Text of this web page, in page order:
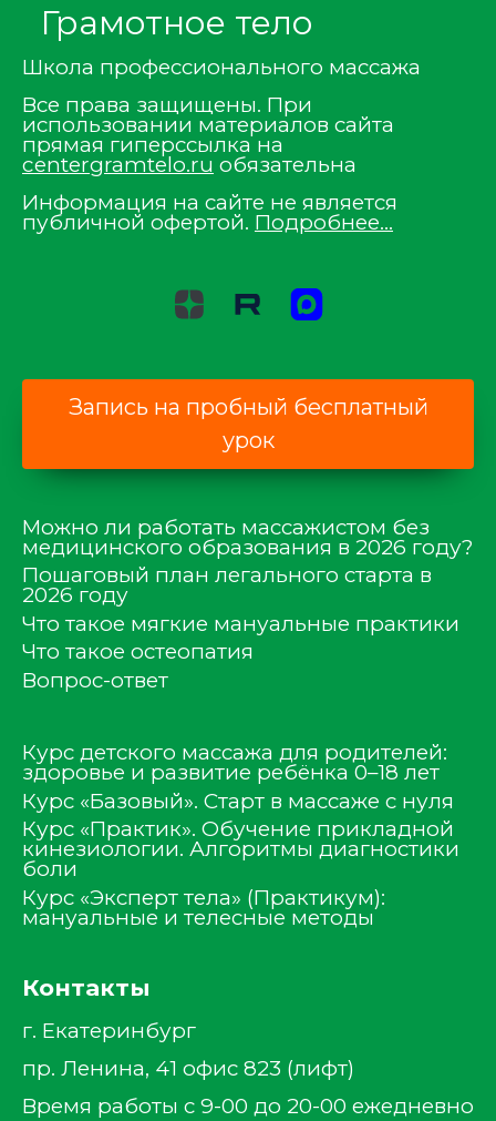
Грамотное тело
Школа профессионального массажа
Все права защищены. При
использовании материалов сайта
прямая гиперссылка на
centergramtelo.ru обязательна
Информация на сайте не является
публичной офертой. Подробнее…
Запись на пробный бесплатный
урок
Можно ли работать массажистом без
медицинского образования в 2026 году?
Пошаговый план легального старта в
2026 году
Что такое мягкие мануальные практики
Что такое остеопатия
Вопрос-ответ
Курс детского массажа для родителей:
здоровье и развитие ребёнка 0–18 лет
Курс «Базовый». Старт в массаже с нуля
Курс «Практик». Обучение прикладной
кинезиологии. Алгоритмы диагностики
боли
Курс «Эксперт тела» (Практикум):
мануальные и телесные методы
Контакты
г. Екатеринбург
пр. Ленина, 41 офис 823 (лифт)
Время работы с 9-00 до 20-00 ежедневно